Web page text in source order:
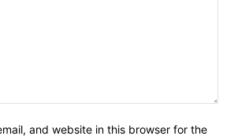
and website in this browser for the